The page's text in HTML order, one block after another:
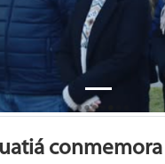
conmemora